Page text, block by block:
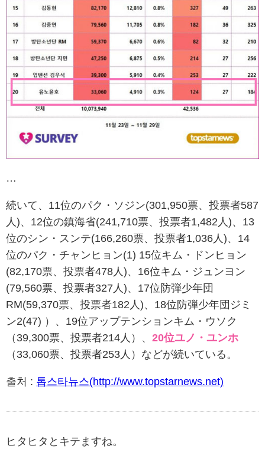
…
続いて、11位のパク・ソジン(301,950票、投票者587
人)、12位の鎮海省(241,710票、投票者1,482人)、13
位のシン・スンテ(166,260票、投票者1,036人)、14
位のパク・チャンヒョン(1) 15位キム・ドンヒョン
(82,170票、投票者478人)、16位キム・ジュンヨン
(79,560票、投票者327人)、17位防弾少年団
RM(59,370票、投票者182人)、18位防弾少年団ジミ
ン2(47) ）、19位アップテンションキム・ウソク
（39,300票、投票者214人）、 20位ユノ・ユンホ
（33,060票、投票者253人）などが続いている。
출처 : 톱스타뉴스(http://www.topstarnews.net)
ヒタヒタとキテますね。